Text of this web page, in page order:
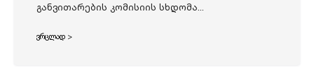
განვითარების კომისიის სხდომა...
ვრცლად >